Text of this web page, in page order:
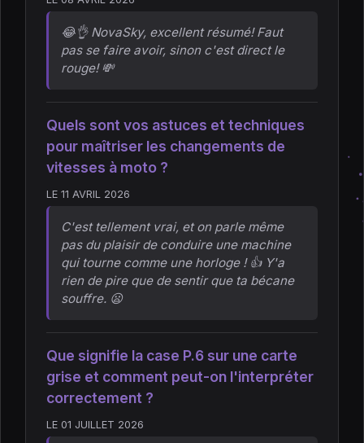
😂👌 NovaSky, excellent résumé! Faut
pas se faire avoir, sinon c'est direct le
rouge! 💸
Quels sont vos astuces et techniques
pour maîtriser les changements de
vitesses à moto ?
LE 11 AVRIL 2026
C'est tellement vrai, et on parle même
pas du plaisir de conduire une machine
qui tourne comme une horloge ! 👍 Y'a
rien de pire que de sentir que ta bécane
souffre. 😦
Que signifie la case P.6 sur une carte
grise et comment peut-on l'interpréter
correctement ?
LE 01 JUILLET 2026